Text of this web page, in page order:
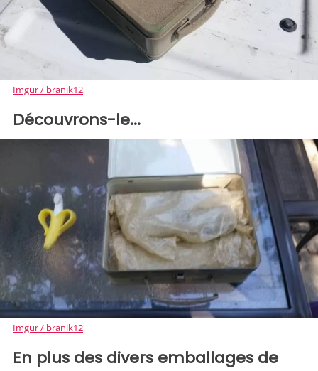
Imgur / branik12
Découvrons-le...
Imgur / branik12
En plus des divers emballages de